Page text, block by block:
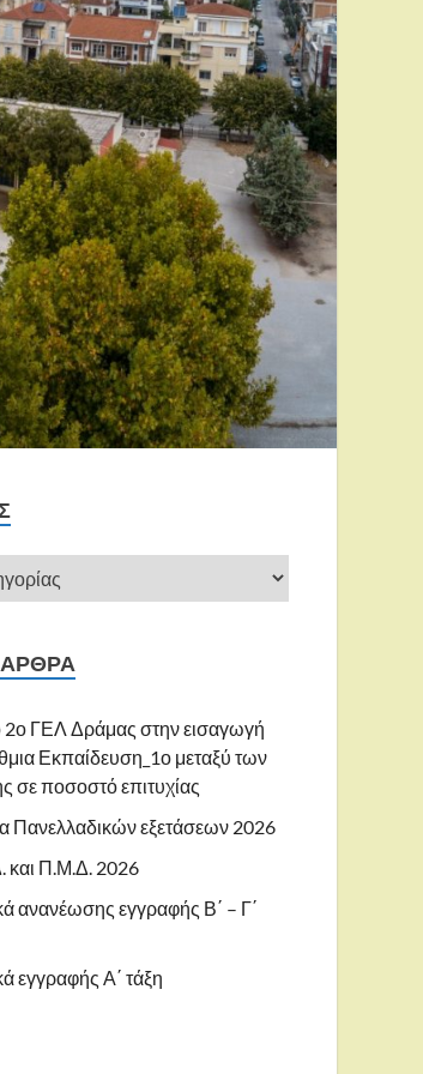
2ο ΓΕΛ Δράμας στην εισαγωγή
Εκπαίδευση_1ο μεταξύ των
σε ποσοστό επιτυχίας
Πανελλαδικών εξετάσεων 2026
Π.Μ.Δ. 2026
ανανέωσης εγγραφής Β΄ – Γ΄
εγγραφής Α΄ τάξη